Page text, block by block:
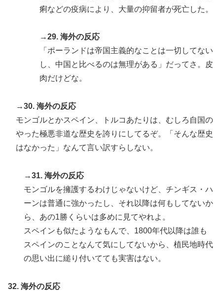
痢などの疫病により、大量の抑留者が死亡した。
→29. 海外の反応
「ポーランドは帝国主義的なことは一切してない
し、中国と比べるのは無理がある」だってさ。皮
肉だけどな。
→30. 海外の反応
モンゴルとかスペイン、トルコあたりは、むしろ自国の
やった極悪非道な歴史を誇りにしてるぞ。「そんな歴史
はなかった」なんて言い訳すらしない。
→31. 海外の反応
モンゴルを擁護するわけじゃないけど、チンギス・ハ
ーンは普通に強かったし、それ以降は何もしてないか
ら、あの1勝くらいは多めに見てやれよ。
スペインも似たようなもんで、1800年代以降は誰も
スペインのことなんて気にしてないから、植民地時代
の思い出に縋り付いてても実害はない。
32. 海外の反応